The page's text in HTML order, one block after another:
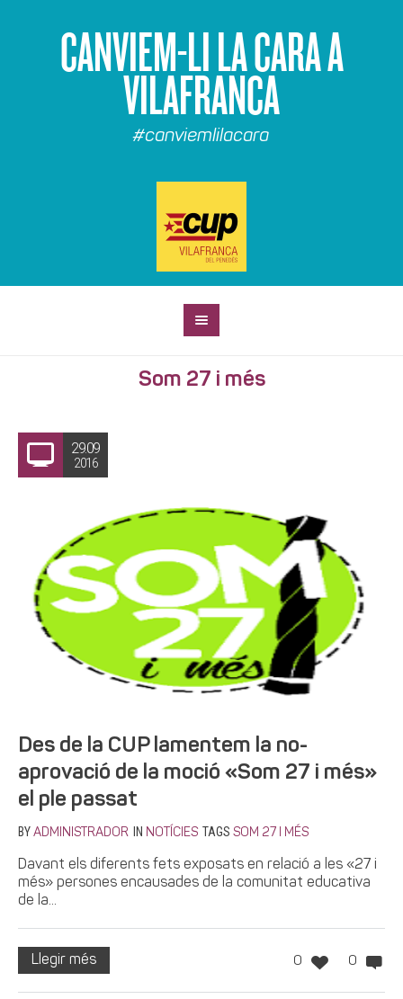
CANVIEM-LI LA CARA A
VILAFRANCA
#canviemlilacara
Som 27 i més
29.09
2016
Des de la CUP lamentem la no-
aprovació de la moció «Som 27 i més»
el ple passat
BY ADMINISTRADOR IN NOTÍCIES TAGS SOM 27 I MÉS
Davant els diferents fets exposats en relació a les «27 i
més» persones encausades de la comunitat educativa
de la...
0 0
Llegir més